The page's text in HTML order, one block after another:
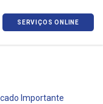
SERVIÇOS ONLINE
Importante